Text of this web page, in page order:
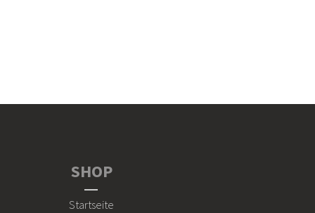
SHOP
Startseite